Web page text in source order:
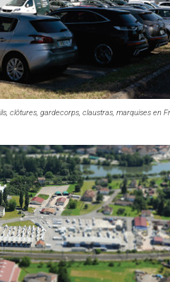
clôtures, gardecorps, claustras, marquises en